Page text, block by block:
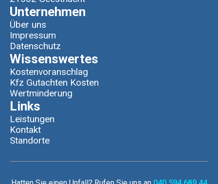
Unternehmen
Über uns
Impressum
Datenschutz
Wissenswertes
Kostenvoranschlag
Kfz Gutachten Kosten
Wertminderung
Links
Leistungen
Kontakt
Standorte